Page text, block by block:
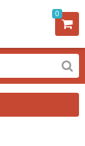
0